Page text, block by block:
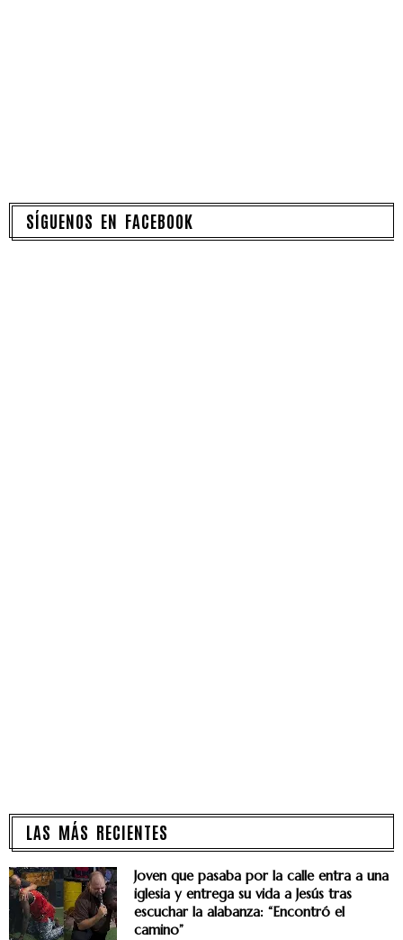
SÍGUENOS EN FACEBOOK
LAS MÁS RECIENTES
Joven que pasaba por la calle entra a una
iglesia y entrega su vida a Jesús tras
escuchar la alabanza: “Encontró el
camino”